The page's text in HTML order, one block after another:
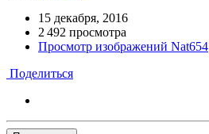
15 декабря, 2016
2 492 просмотра
Просмотр изображений Nat654
Поделиться